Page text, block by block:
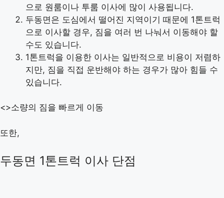
으로 원룸이나 투룸 이사에 많이 사용됩니다.
두동면은 도심에서 떨어진 지역이기 때문에 1톤트럭
으로 이사할 경우, 짐을 여러 번 나눠서 이동해야 할
수도 있습니다.
1톤트럭을 이용한 이사는 일반적으로 비용이 저렴하
지만, 짐을 직접 운반해야 하는 경우가 많아 힘들 수
있습니다.
<>소량의 짐을 빠르게 이동
또한,
두동면 1톤트럭 이사 단점